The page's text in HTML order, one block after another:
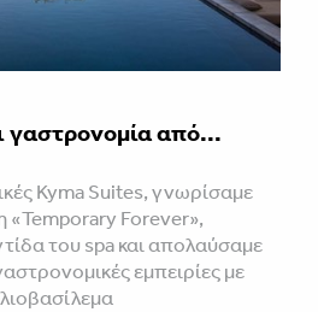
γαστρονομία από...
Kyma Suites, γνωρίσαμε
«Temporary Forever»,
του spa και απολαύσαμε
εμπειρίες με